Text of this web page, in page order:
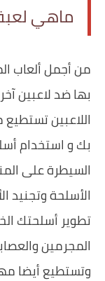
ماهي
‏من أجمل ألعاب
بها ضد لاعبين
اللاعبين
بك و استخدام
السيطرة على
الأسلحة وتجنيد
تطوير أسلحتك
المجرمين
وتستطيع أيضا